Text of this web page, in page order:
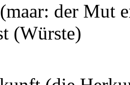
der Mut
(Würste)